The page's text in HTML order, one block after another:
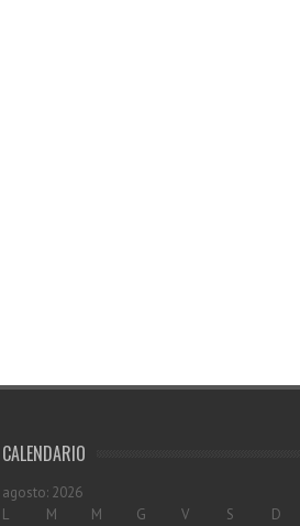
CALENDARIO
agosto: 2026
L
M M G V S D